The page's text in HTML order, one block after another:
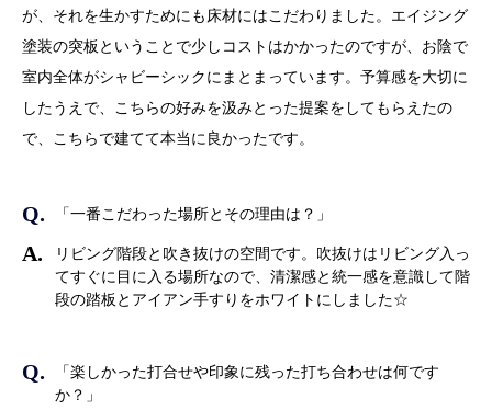
が、それを生かすためにも床材にはこだわりました。エイジング
塗装の突板ということで少しコストはかかったのですが、お陰で
室内全体がシャビーシックにまとまっています。予算感を大切に
したうえで、こちらの好みを汲みとった提案をしてもらえたの
で、こちらで建てて本当に良かったです。
「一番こだわった場所とその理由は？」
リビング階段と吹き抜けの空間です。吹抜けはリビング入っ
てすぐに目に入る場所なので、清潔感と統一感を意識して階
段の踏板とアイアン手すりをホワイトにしました☆
「楽しかった打合せや印象に残った打ち合わせは何です
か？」